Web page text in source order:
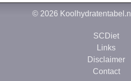
© 2026 Koolhydratentabel.nl
SCDiet
Links
Disclaimer
Contact